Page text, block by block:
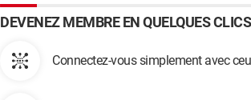
DEVENEZ MEMBRE EN QUELQUES CLICS
Connectez-vous simplement avec